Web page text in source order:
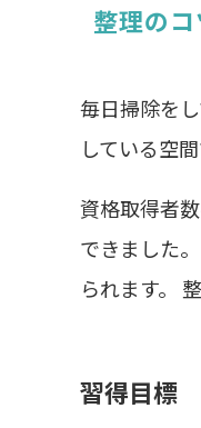
整理の
毎日掃除を
している空
資格取得者
できました
られます。
習得目標